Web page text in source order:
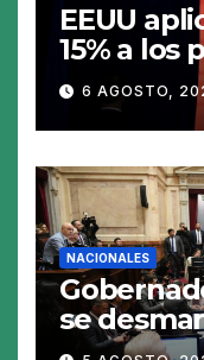
EEUU
15% a los
polisilicio
avance de
6 AGOSTO,
NACIONALES
se
Tierras y